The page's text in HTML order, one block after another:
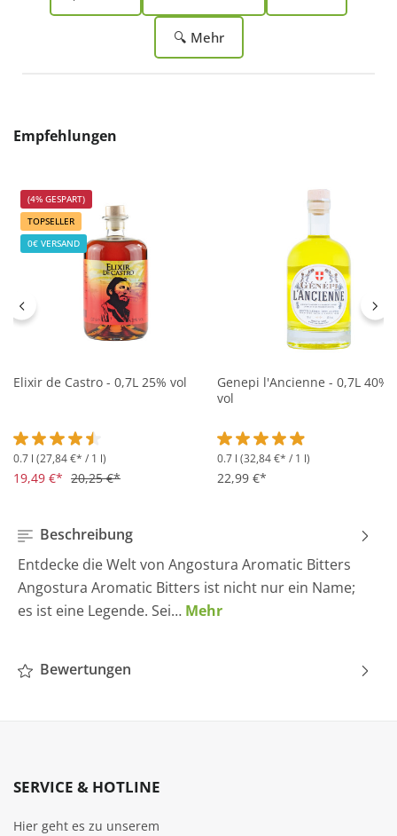
🔍 Mehr
Produktgalerie überspringen
Empfehlungen
(4% GESPART)
TOPSELLER
0€ VERSAND
Elixir de Castro - 0,7L 25% vol
Durchschnittliche Bewertung von 4.5 von 5 Sternen
0.7 l (27,84 €* / 1 l)
19,49 €* 20,25 €*
Genepi l'Ancienne - 0,7L 40%
vol
Durchschnittliche
0.7 l (32,84 €* / 1 l)
22,99 €*
Beschreibung
Entdecke die Welt von Angostura Aromatic Bitters
Angostura Aromatic Bitters ist nicht nur ein Name;
es ist eine Legende. Sei… Mehr
Bewertungen
SERVICE & HOTLINE
Hier geht es zu unserem